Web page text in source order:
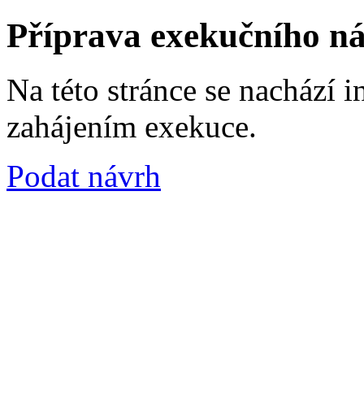
Příprava exekučního
Na této stránce se nachází
zahájením exekuce.
Podat návrh